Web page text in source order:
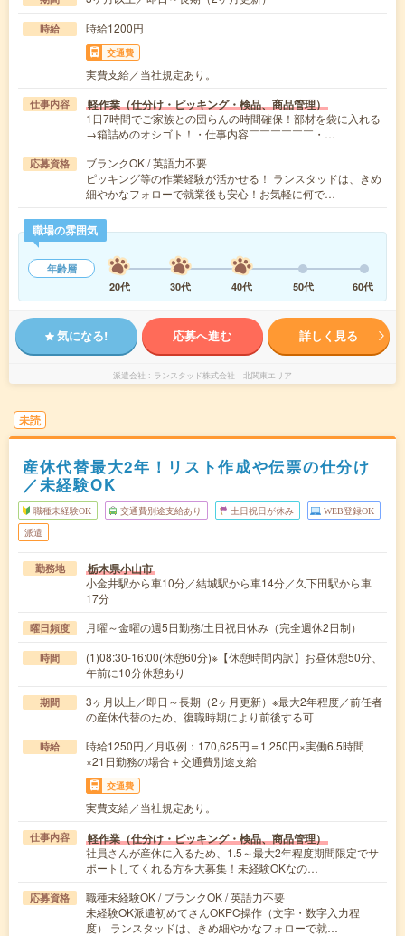
時給 時給1200円
交通費
実費支給／当社規定あり。
仕事内容 軽作業（仕分け・ピッキング・検品、商品管理）
1日7時間でご家族との団らんの時間確保！部材を袋に入れる
→箱詰めのオシゴト！・仕事内容￣￣￣￣￣￣・…
応募資格
ブランクOK / 英語力不要
ピッキング等の作業経験が活かせる！ ランスタッドは、きめ
細やかなフォローで就業後も安心！お気軽に何で…
職場の雰囲気
年齢層
20代
30代 40代 50代 60代
気になる! 応募へ進む 詳しく見る
派遣会社 ランスタッド株式会社 北関東エリア
未読
産休代替最大2年！リスト作成や伝票の仕分け
／未経験OK
職種未経験OK 交通費別途支給あり 土日祝日が休み WEB登録OK
派遣
勤務地 栃木県小山市
小金井駅から車10分／結城駅から車14分／久下田駅から車
17分
曜日頻度 月曜～金曜の週5日勤務/土日祝日休み（完全週休2日制）
時間
(1)08:30-16:00(休憩60分)※【休憩時間内訳】お昼休憩50分、
午前に10分休憩あり
期間
3ヶ月以上／即日～長期（2ヶ月更新）※最大2年程度／前任者
の産休代替のため、復職時期により前後する可
時給
時給1250円／月収例：170,625円＝1,250円×実働6.5時間
×21日勤務の場合＋交通費別途支給
交通費
実費支給／当社規定あり。
仕事内容 軽作業（仕分け・ピッキング・検品、商品管理）
社員さんが産休に入るため、1.5～最大2年程度期間限定でサ
ポートしてくれる方を大募集！未経験OKなの…
応募資格
職種未経験OK / ブランクOK / 英語力不要
未経験OK派遣初めてさんOKPC操作（文字・数字入力程
度） ランスタッドは、きめ細やかなフォローで就…